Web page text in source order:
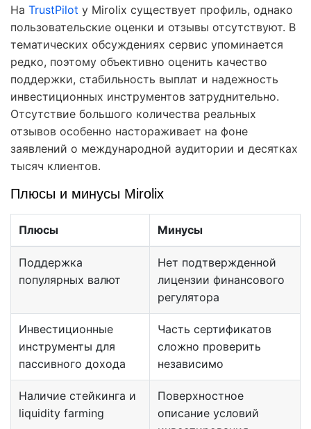
На TrustPilot у Mirolix существует профиль, однако
пользовательские оценки и отзывы отсутствуют. В
тематических обсуждениях сервис упоминается
редко, поэтому объективно оценить качество
поддержки, стабильность выплат и надежность
инвестиционных инструментов затруднительно.
Отсутствие большого количества реальных
отзывов особенно настораживает на фоне
заявлений о международной аудитории и десятках
тысяч клиентов.
Плюсы и минусы Mirolix
Плюсы Минусы
Поддержка
популярных валют
Нет подтвержденной
лицензии финансового
регулятора
Инвестиционные
инструменты для
пассивного дохода
Часть сертификатов
сложно проверить
независимо
Наличие стейкинга и
liquidity farming
Поверхностное
описание условий